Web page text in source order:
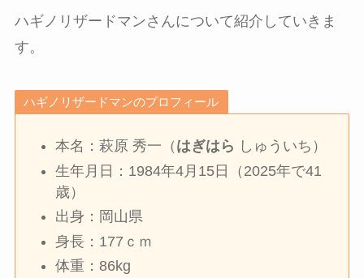
ハギノリザードマンさんについて紹介していきま
す。
ハギノリザードマンのプロフィール
本名：萩原 秀一（ はぎはら しゅういち）
生年月日：1984年4月15日（2025年で41
歳）
出身：岡山県
身長：177ｃｍ
体重：86kg